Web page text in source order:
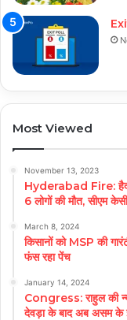
Most Viewed
November 13, 2023
Hyderabad Fire:
6 लोगों की मौत, सीएम
March 8, 2024
किसानों को MSP की
फंस रहा पेंच
January 14, 2024
Congress: राहुल की
देवड़ा के बाद अब असम के